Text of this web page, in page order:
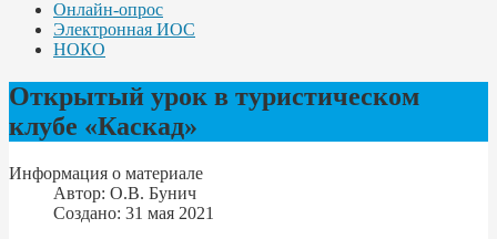
Онлайн-опрос
Электронная ИОС
НОКО
Открытый урок в туристическом
клубе «Каскад»
Информация о материале
Автор: О.В. Бунич
Создано: 31 мая 2021